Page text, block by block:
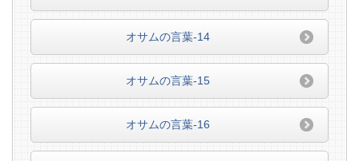
オサムの言葉-14
オサムの言葉-15
オサムの言葉-16